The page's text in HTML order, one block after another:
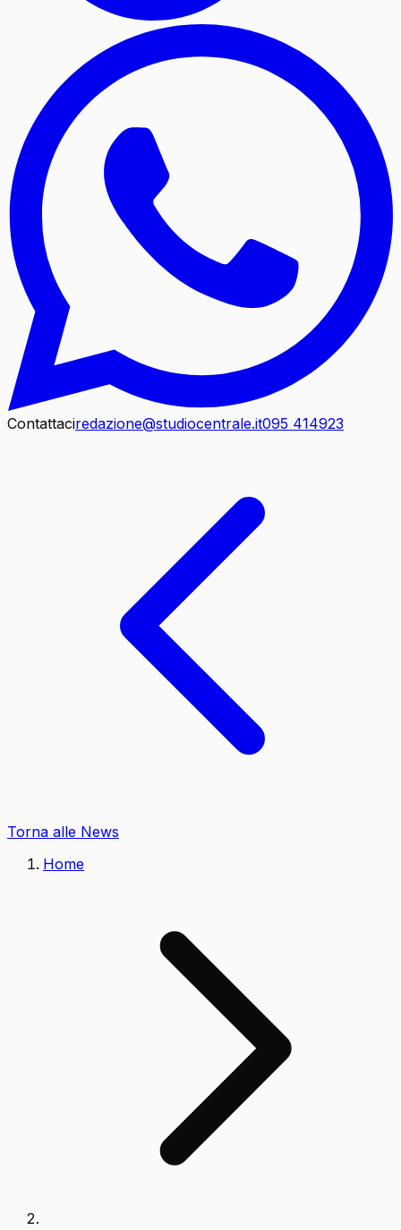
Contattaciredazione@studiocentrale.it095 414923
Torna alle News
Home